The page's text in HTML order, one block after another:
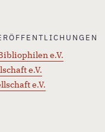
e.V.
e.V.
e.V.